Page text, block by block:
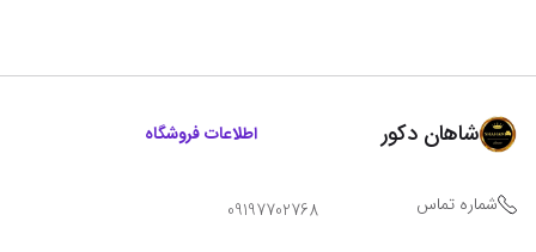
شاهان دکور اطلاعات فروشگاه
شماره تماس 09197702768